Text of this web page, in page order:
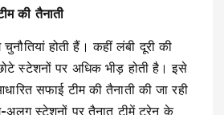
की तैनाती
होती हैं। कहीं लंबी दूरी की
स्टेशनों पर अधिक भीड़ होती है। इसे
सफाई टीम की तैनाती की जा रही
स्टेशनों पर तैनात टीमें ट्रेन के